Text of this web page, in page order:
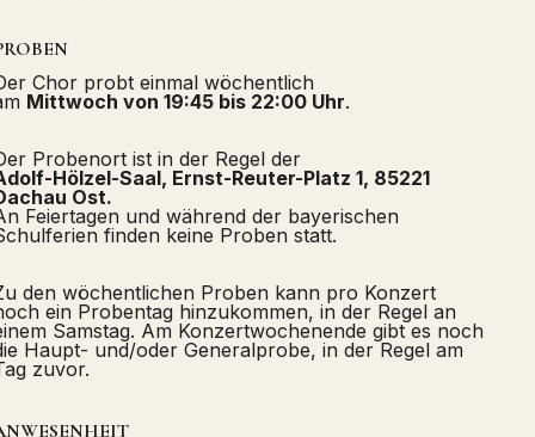
Chor probt einmal wöchentlich
Mittwoch von 19:45 bis 22:00 Uhr.
Probenort ist in der Regel der
Hölzel-Saal, Ernst-Reuter-Platz 1, 85221
Ost.
Feiertagen und während der bayerischen
finden keine Proben statt.
den wöchentlichen Proben kann pro Konzert
ein Probentag hinzukommen, in der Regel an
Samstag. Am Konzertwochenende gibt es noch
Haupt- und/oder Generalprobe, in der Regel am
zuvor.